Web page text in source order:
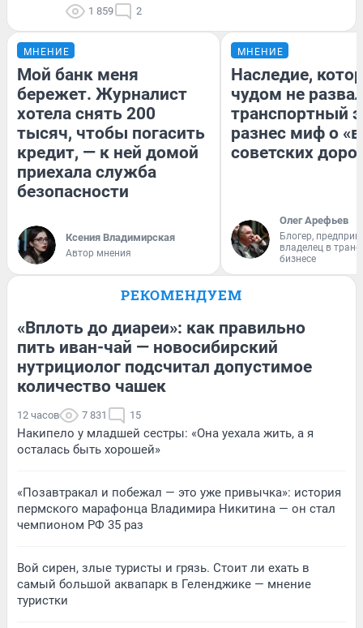
1 859 2
МНЕНИЕ
Мой банк меня
бережет. Журналист
хотела снять 200
тысяч, чтобы погасить
кредит, — к ней домой
приехала служба
безопасности
Ксения Владимирская
Автор мнения
МНЕНИЕ
Наследие,
чудом не
транспортный
разнес миф о
советских
Олег Арефьев
Блогер,
владелец в
бизнесе
РЕКОМЕНДУЕМ
«Вплоть до диареи»: как правильно
пить иван-чай — новосибирский
нутрициолог подсчитал допустимое
количество чашек
12 часов 7 831 15
Накипело у младшей сестры: «Она уехала жить, а я
осталась быть хорошей»
«Позавтракал и побежал — это уже привычка»: история
пермского марафонца Владимира Никитина — он стал
чемпионом РФ 35 раз
Вой сирен, злые туристы и грязь. Стоит ли ехать в
самый большой аквапарк в Геленджике — мнение
туристки